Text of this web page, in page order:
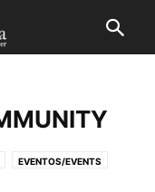
EVENTOS/EVENTS